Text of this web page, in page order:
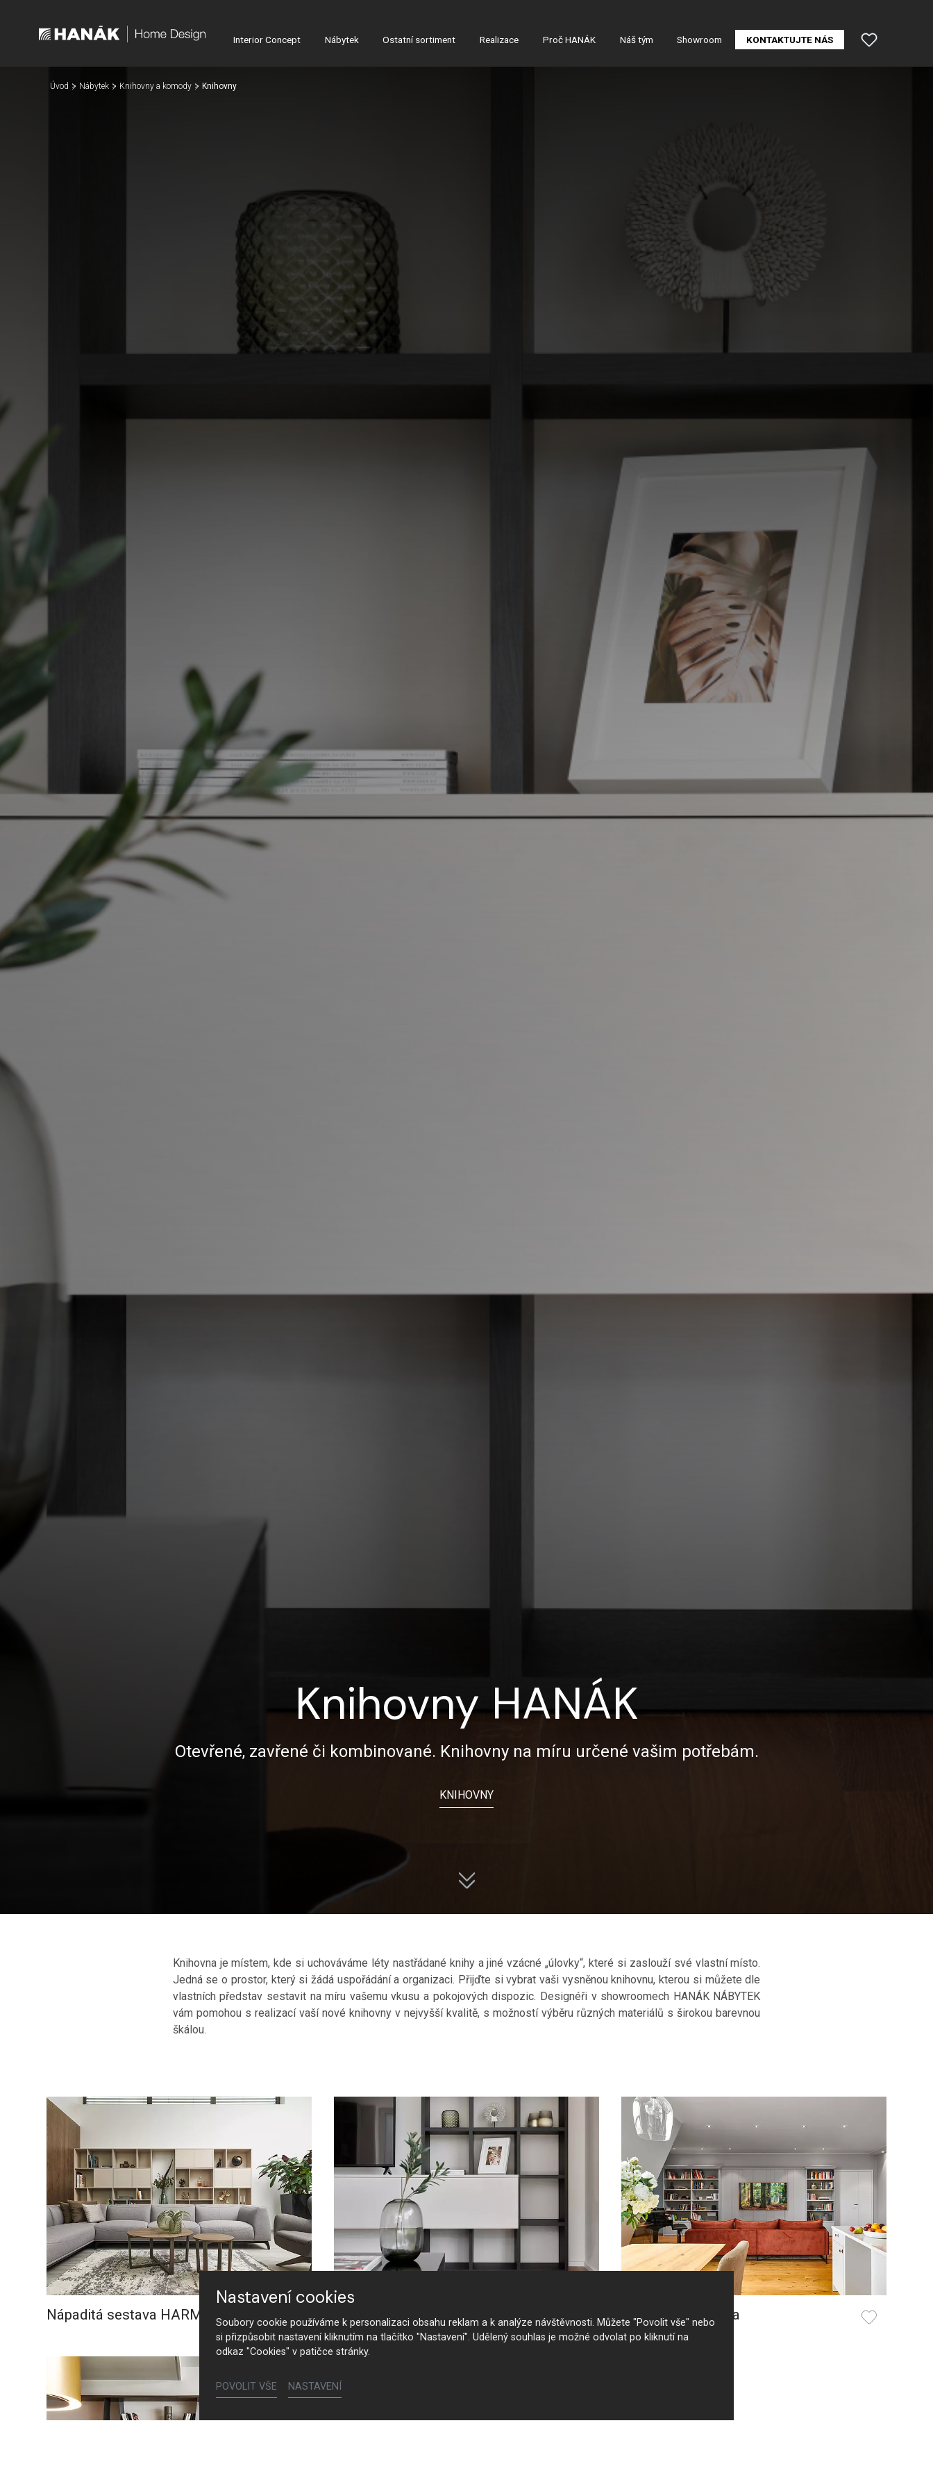
Interior Concept Nábytek Ostatní sortiment Realizace Proč HANÁK Náš tým Showroom KONTAKTUJTE NÁS
Úvod Nábytek Knihovny a komody Knihovny
Knihovny HANÁK
Otevřené, zavřené či kombinované. Knihovny na míru určené vašim potřebám.
KNIHOVNY
Knihovna je místem, kde si uchováváme léty nastřádané knihy a jiné vzácné „úlovky“, které si zaslouží své vlastní místo.
Jedná se o prostor, který si žádá uspořádání a organizaci. Přijďte si vybrat vaši vysněnou knihovnu, kterou si můžete dle
vlastních představ sestavit na míru vašemu vkusu a pokojových dispozic. Designéři v showroomech HANÁK NÁBYTEK
vám pomohou s realizací vaší nové knihovny v nejvyšší kvalitě, s možností výběru různých materiálů s širokou barevnou
škálou.
Nápaditá sestava HARMONY Symetrická knihovna Elegantní knihovna
Nastavení cookies
Soubory cookie používáme k personalizaci obsahu reklam a k analýze návštěvnosti. Můžete "Povolit vše" nebo
si přizpůsobit nastavení kliknutím na tlačítko "Nastavení". Udělený souhlas je možné odvolat po kliknutí na
odkaz "Cookies" v patičce stránky.
POVOLIT VŠE NASTAVENÍ